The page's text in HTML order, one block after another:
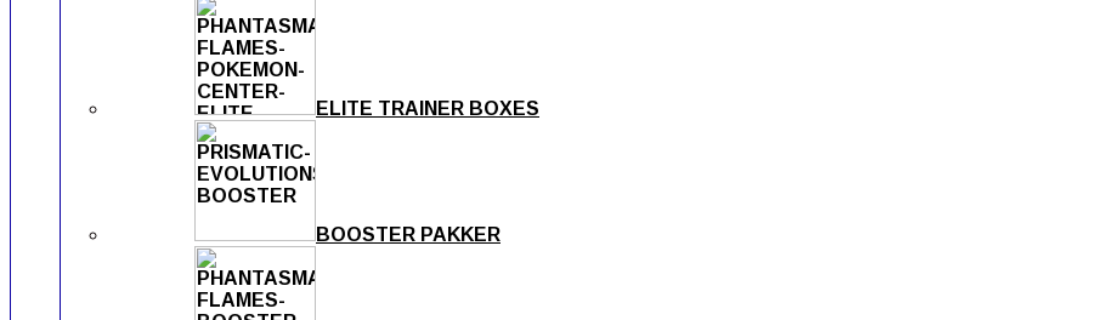
ELITE TRAINER BOXES
BOOSTER PAKKER